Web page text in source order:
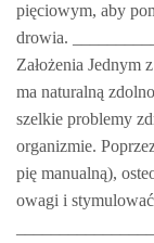
pięciowym, aby
drowia.
Założenia Jednym
ma naturalną
szelkie problemy
organizmie.
pię manualną),
owagi i stymulować